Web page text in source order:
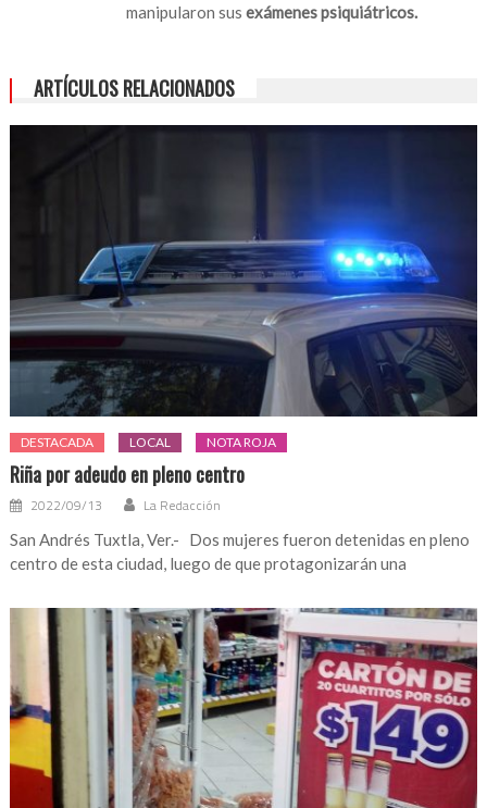
manipularon susexámenes psiquiátricos.
ARTÍCULOS RELACIONADOS
DESTACADA LOCAL NOTA ROJA
Riña por adeudo en pleno centro
2022/09/13 La Redacción
San Andrés Tuxtla, Ver.- Dos mujeres fueron detenidas en pleno
centro de esta ciudad, luego de que protagonizarán una